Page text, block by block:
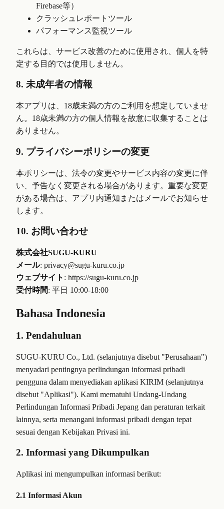
Firebase等）
クラッシュレポートツール
パフォーマンス監視ツール
これらは、サービス改善のために使用され、個人を特
定する目的では使用しません。
8. 未成年者の情報
本アプリは、18歳未満の方のご利用を想定していませ
ん。18歳未満の方の個人情報を故意に収集することは
ありません。
9. プライバシーポリシーの変更
本ポリシーは、法令の変更やサービス内容の変更に伴
い、予告なく変更される場合があります。重要な変更
がある場合は、アプリ内通知またはメールでお知らせ
します。
10. お問い合わせ
株式会社SUGU-KURU
メール: privacy@sugu-kuru.co.jp
ウェブサイト : https://sugu-kuru.co.jp
受付時間: 平日 10:00-18:00
Bahasa Indonesia
1. Pendahuluan
SUGU-KURU Co., Ltd. (selanjutnya disebut "Perusahaan")
menyadari pentingnya perlindungan informasi pribadi
pengguna dalam menyediakan aplikasi KIRIM (selanjutnya
disebut "Aplikasi"). Kami mematuhi Undang-Undang
Perlindungan Informasi Pribadi Jepang dan peraturan terkait
lainnya, serta menangani informasi pribadi dengan tepat
sesuai dengan Kebijakan Privasi ini.
2. Informasi yang Dikumpulkan
Aplikasi ini mengumpulkan informasi berikut:
2.1 Informasi Akun